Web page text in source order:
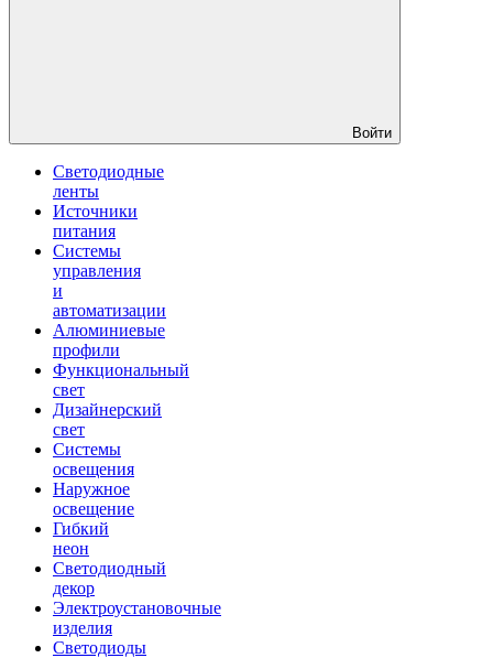
Войти
Светодиодные
ленты
Источники
питания
Системы
управления
и
автоматизации
Алюминиевые
профили
Функциональный
свет
Дизайнерский
свет
Системы
освещения
Наружное
освещение
Гибкий
неон
Светодиодный
декор
Электроустановочные
изделия
Светодиоды